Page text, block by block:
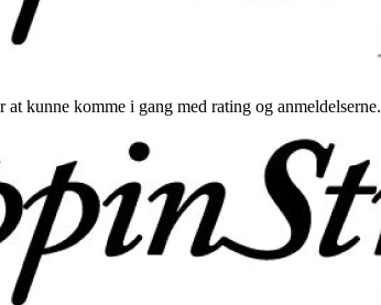
kunne komme i gang med rating og anmeldelserne.